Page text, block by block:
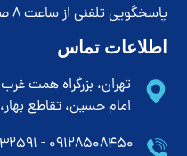
پاسخگویی تلفنی از ساعت 8 صبح تا 9 شب
اطلاعات تماس
تهران، بزرگراه همت
امام حسین، تقاطع بهار، شماره 17،
۰۹۱۲۸۵۰۸۴۵۰ - ۰۹۳۵۱۵۳۲۵۹۱